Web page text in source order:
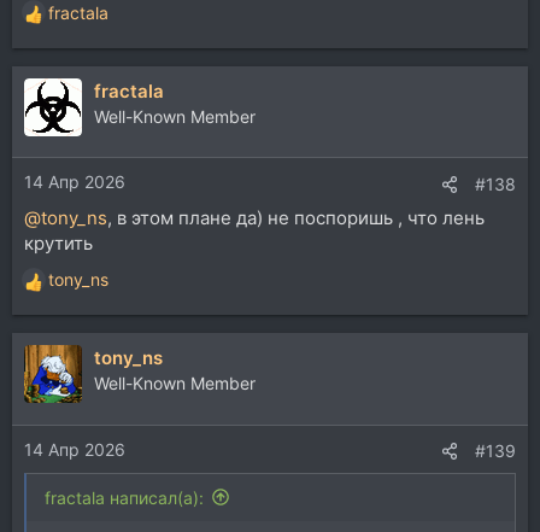
не хватило и люди пересаживались на всякие
serum/spire/avenger и тд.
Это как с absynth 6 - вроде крутой синт - но такой
огромный временной разрыв между 5-ой версией и
6-ой, и сейчас пик перенасыщения vst.
Эти бы новинки лет 10 назад, ну а сейчас - ну vst как
vst, звук как у десятков других - нового и передового
ничего.
Р
е
а
к
ц
и
и
:
fractala
fractala
Well-Known Member
14 Апр 2026 #138
@tony_ns, в этом плане да) не поспоришь , что лень
крутить
Р
е
а
к
ц
и
и
:
tony_ns
tony_ns
Well-Known Member
14 Апр 2026 #139
fractala написал(а):